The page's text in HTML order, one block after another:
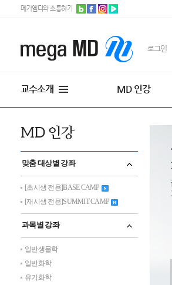
메가엠디와 소통하기
로그인
교수소개 MD 인강
맞춤 대상별 강좌
[초시생 전용]BASE CAMP
[재시생 전용]SUMMIT CAMP
과목별 강좌
일반생물학
일반화학
유기화학